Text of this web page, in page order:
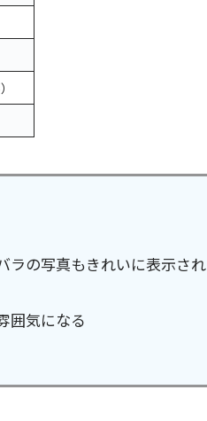
ラの写真もきれいに表示され
囲気になる